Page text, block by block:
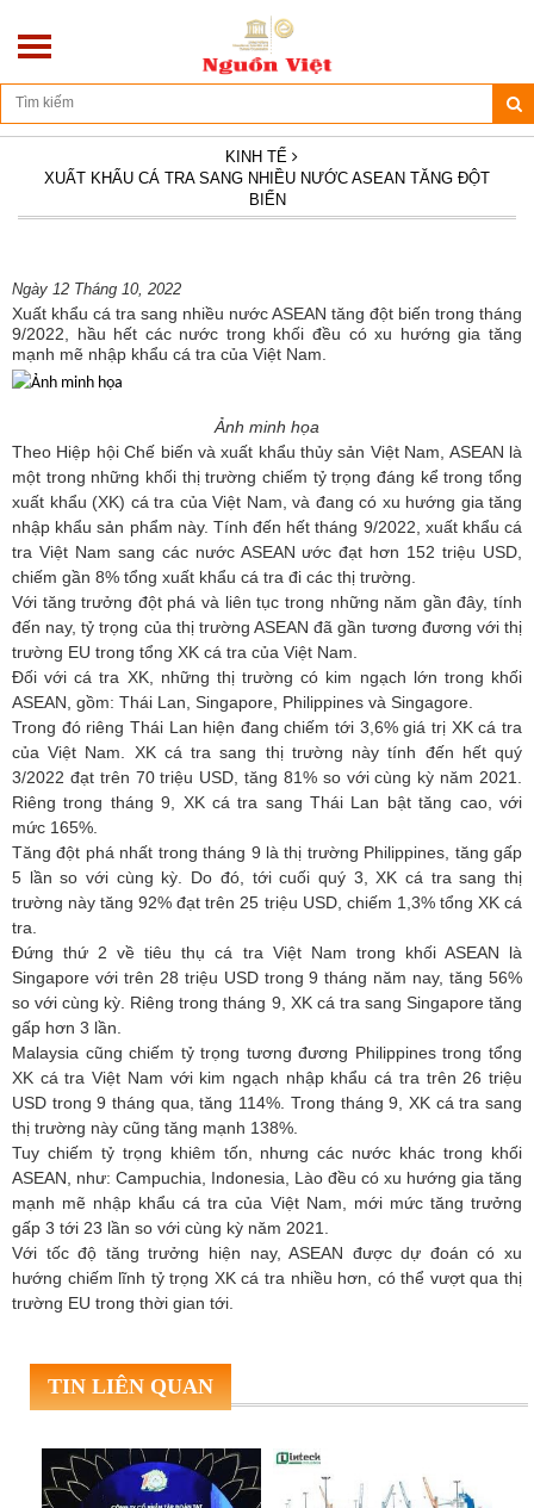
Địa chỉ: Số 270/10D - Hoàng Hoa Thám - Ba Đình - Hà Nội
KINH TẾ
XUẤT KHẨU CÁ TRA SANG NHIỀU NƯỚC ASEAN TĂNG ĐỘT
BIẾN
Ngày 12 Tháng 10, 2022
Xuất khẩu cá tra sang nhiều nước ASEAN tăng đột biến trong tháng
9/2022, hầu hết các nước trong khối đều có xu hướng gia tăng
mạnh mẽ nhập khẩu cá tra của Việt Nam.
Ảnh minh họa
Theo Hiệp hội Chế biến và xuất khẩu thủy sản Việt Nam, ASEAN là
một trong những khối thị trường chiếm tỷ trọng đáng kể trong tổng
xuất khẩu (XK) cá tra của Việt Nam, và đang có xu hướng gia tăng
nhập khẩu sản phẩm này. Tính đến hết tháng 9/2022, xuất khẩu cá
tra Việt Nam sang các nước ASEAN ước đạt hơn 152 triệu USD,
chiếm gần 8% tổng xuất khẩu cá tra đi các thị trường.
Với tăng trưởng đột phá và liên tục trong những năm gần đây, tính
đến nay, tỷ trọng của thị trường ASEAN đã gần tương đương với thị
trường EU trong tổng XK cá tra của Việt Nam.
Đối với cá tra XK, những thị trường có kim ngạch lớn trong khối
ASEAN, gồm: Thái Lan, Singapore, Philippines và Singagore.
Trong đó riêng Thái Lan hiện đang chiếm tới 3,6% giá trị XK cá tra
của Việt Nam. XK cá tra sang thị trường này tính đến hết quý
3/2022 đạt trên 70 triệu USD, tăng 81% so với cùng kỳ năm 2021.
Riêng trong tháng 9, XK cá tra sang Thái Lan bật tăng cao, với
mức 165%.
Tăng đột phá nhất trong tháng 9 là thị trường Philippines, tăng gấp
5 lần so với cùng kỳ. Do đó, tới cuối quý 3, XK cá tra sang thị
trường này tăng 92% đạt trên 25 triệu USD, chiếm 1,3% tổng XK cá
tra.
Đứng thứ 2 về tiêu thụ cá tra Việt Nam trong khối ASEAN là
Singapore với trên 28 triệu USD trong 9 tháng năm nay, tăng 56%
so với cùng kỳ. Riêng trong tháng 9, XK cá tra sang Singapore tăng
gấp hơn 3 lần.
Malaysia cũng chiếm tỷ trọng tương đương Philippines trong tổng
XK cá tra Việt Nam với kim ngạch nhập khẩu cá tra trên 26 triệu
USD trong 9 tháng qua, tăng 114%. Trong tháng 9, XK cá tra sang
thị trường này cũng tăng mạnh 138%.
Tuy chiếm tỷ trọng khiêm tốn, nhưng các nước khác trong khối
ASEAN, như: Campuchia, Indonesia, Lào đều có xu hướng gia tăng
mạnh mẽ nhập khẩu cá tra của Việt Nam, mới mức tăng trưởng
gấp 3 tới 23 lần so với cùng kỳ năm 2021.
Với tốc độ tăng trưởng hiện nay, ASEAN được dự đoán có xu
hướng chiếm lĩnh tỷ trọng XK cá tra nhiều hơn, có thể vượt qua thị
trường EU trong thời gian tới.
TIN LIÊN QUAN